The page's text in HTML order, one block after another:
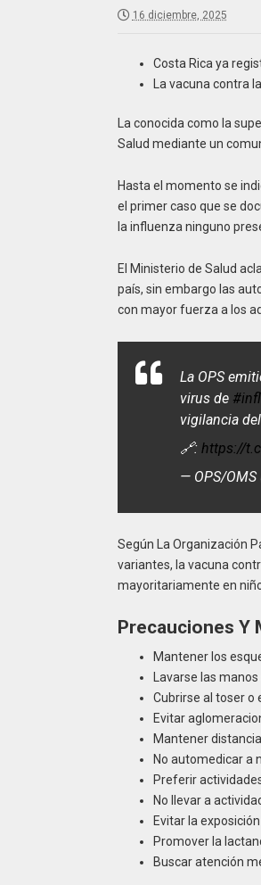
16 diciembre, 2025
Costa Rica ya
La vacuna contra
La conocida como la
Salud mediante un
Hasta el momento se
el primer caso que se
la influenza ninguno
El Ministerio de Salud
país, sin embargo las
con mayor fuerza a los
La OPS
virus de
vigilancia
🔗: https://
— OPS/
Según La Organización
variantes, la vacuna
mayoritariamente en
Precauciones Y
Mantener los
Lavarse las
Cubrirse al toser o
Evitar
Mantener
No automedicar a
Preferir
No llevar a
Evitar la
Promover la
Buscar atención